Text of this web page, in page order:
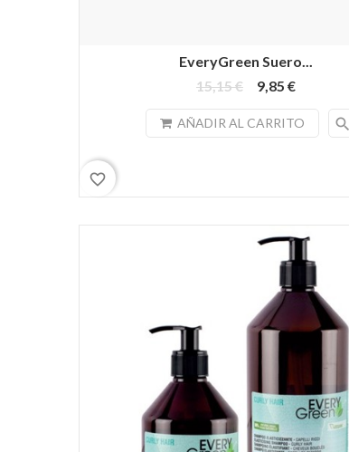
EveryGreen Suero...
15,15 €
9,85 €
AÑADIR AL CARRITO search
favorite_border